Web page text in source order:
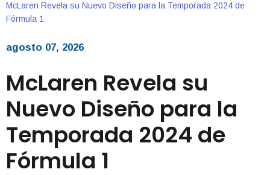
McLaren Revela su Nuevo Diseño para la Temporada 2024 de
Fórmula 1
agosto 07, 2026
McLaren Revela su
Nuevo Diseño para la
Temporada 2024 de
Fórmula 1